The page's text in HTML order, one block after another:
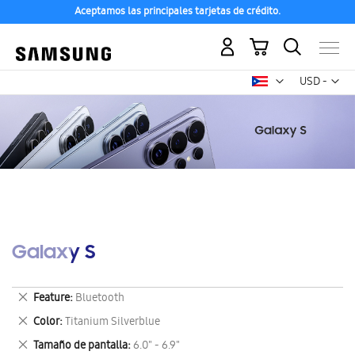
Aceptamos las principales tarjetas de crédito.
USD -
dólar
Mi carrito
Galaxy S
Feature Bluetooth
Eliminar
este
artículo
Color Titanium Silverblue
Eliminar
este
Tamaño de pantalla 6.0" - 6.9"
Eliminar